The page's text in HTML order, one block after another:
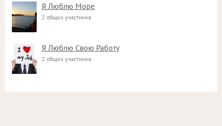
Я Люблю Море
2 общих участника
Я Люблю Свою Работу
2 общих участника